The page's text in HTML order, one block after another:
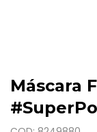
Máscara